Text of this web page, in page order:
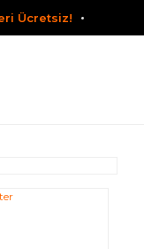
Ücretsiz!